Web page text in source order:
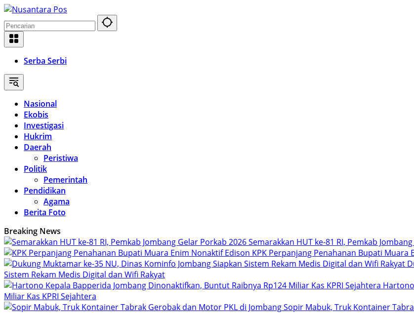
Langsung
ke
konten
Serba Serbi
Nasional
Ekobis
Investigasi
Hukrim
Daerah
Peristiwa
Politik
Pemerintah
Pendidikan
Agama
Berita Foto
Breaking News
Semarakkan HUT ke-81 RI, Pemkab
KPK Perpanjang Penahanan Bupati Muara
Sistem Rekam Medis Digital dan Wifi Rakyat
Miliar Kas KPRI Sejahtera
Sopir Mabuk, Truk Kontainer